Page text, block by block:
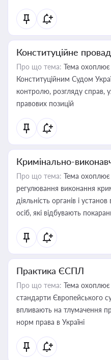
Конституційне
Про що тема: Тема охоплює
Конституційним Судом
контролю, розгляду справ,
правових позицій
Кримінально-
Про що тема: Тема охоплює
регулювання виконання
діяльність органів і
осіб, які відбувають
Практика ЄСПЛ
Про що тема: Тема охоплює
стандарти Європейського
впливають на тлумачення
норм права в Україні